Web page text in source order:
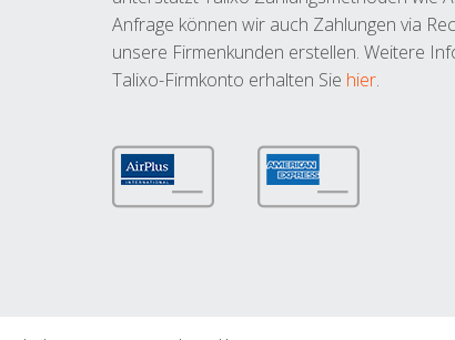
Anfrage können wir auch Zahlungen via
unsere Firmenkunden erstellen. Weitere
Talixo-Firmkonto erhalten Sie hier.